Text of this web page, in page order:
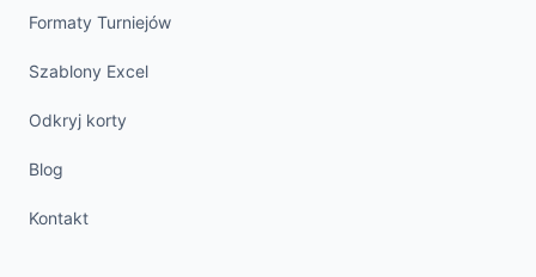
Formaty Turniejów
Szablony Excel
Odkryj korty
Blog
Kontakt